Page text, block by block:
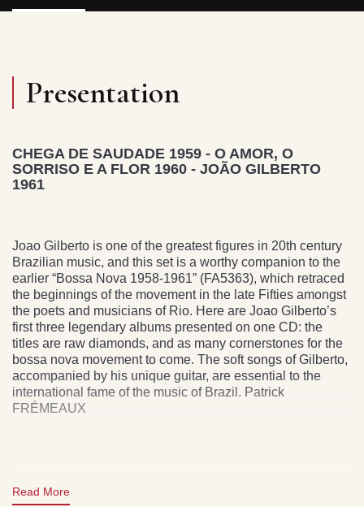
Presentation
CHEGA DE SAUDADE 1959 - O AMOR, O
SORRISO E A FLOR 1960 - JOÃO GILBERTO
1961
Joao Gilberto is one of the greatest figures in 20th century
Brazilian music, and this set is a worthy companion to the
earlier “Bossa Nova 1958-1961” (FA5363), which retraced
the beginnings of the movement in the late Fifties amongst
the poets and musicians of Rio. Here are Joao Gilberto’s
first three legendary albums presented on one CD: the
titles are raw diamonds, and as many cornerstones for the
bossa nova movement to come. The soft songs of Gilberto,
accompanied by his unique guitar, are essential to the
international fame of the music of Brazil. Patrick
FRÉMEAUX
Read More